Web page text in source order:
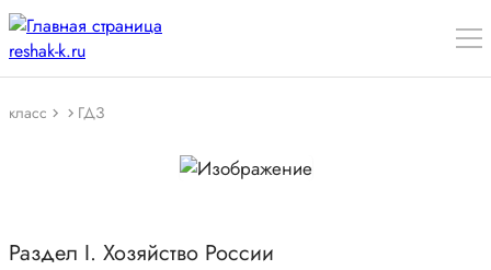
класс ГДЗ
Раздел I. Хозяйство России